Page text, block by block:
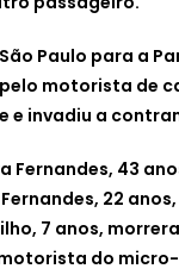
Paulo para a
motorista de
e invadiu a
Fernandes, 43
22
7 anos,
do